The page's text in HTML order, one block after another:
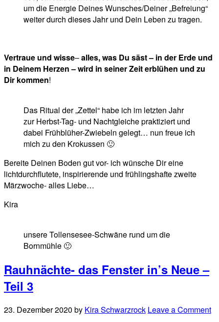
um die Energie Deines Wunsches/Deiner „Befreiung“
weiter durch dieses Jahr und Dein Leben zu tragen.
Vertraue und wisse–alles, was Du säst – in der Erde und
in Deinem Herzen – wird in seiner Zeit erblühen und zu
Dir kommen!
Das Ritual der „Zettel“ habe ich im letzten Jahr
zur Herbst-Tag- und Nachtgleiche praktiziert und
dabei Frühblüher-Zwiebeln gelegt… nun freue ich
mich zu den Krokussen 🙂
Bereite Deinen Boden gut vor- ich wünsche Dir eine
lichtdurchflutete, inspirierende und frühlingshafte zweite
Märzwoche- alles Liebe…
Kira
unsere Tollensesee-Schwäne rund um die
Bornmühle 🙂
Rauhnächte- das Fenster in’s Neue –
Teil 3
23. Dezember 2020 by Kira Schwarzrock Leave a Comment